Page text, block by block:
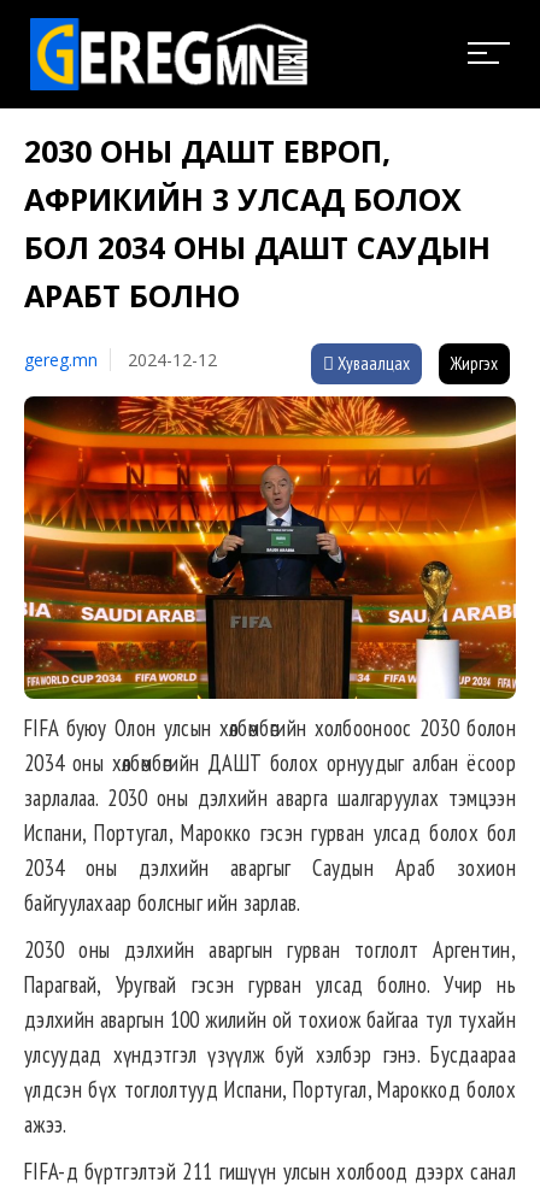
2030 ОНЫ ДАШТ ЕВРОП,
АФРИКИЙН 3 УЛСАД БОЛОХ
БОЛ 2034 ОНЫ ДАШТ САУДЫН
АРАБТ БОЛНО
gereg.mn 2024-12-12 Хуваалцах Жиргэх
FIFA буюу Олон улсын хөлбөмбөгийн холбооноос 2030 болон
2034 оны хөлбөмбөгийн ДАШТ болох орнуудыг албан ёсоор
зарлалаа. 2030 оны дэлхийн аварга шалгаруулах тэмцээн
Испани, Португал, Марокко гэсэн гурван улсад болох бол
2034 оны дэлхийн аваргыг Саудын Араб зохион
байгуулахаар болсныг ийн зарлав.
2030 оны дэлхийн аваргын гурван тоглолт Аргентин,
Парагвай, Уругвай гэсэн гурван улсад болно. Учир нь
дэлхийн аваргын 100 жилийн ой тохиож байгаа тул тухайн
улсуудад хүндэтгэл үзүүлж буй хэлбэр гэнэ. Бусдаараа
үлдсэн бүх тоглолтууд Испани, Португал, Мароккод болох
ажээ.
FIFA-д бүртгэлтэй 211 гишүүн улсын холбоод дээрх санал